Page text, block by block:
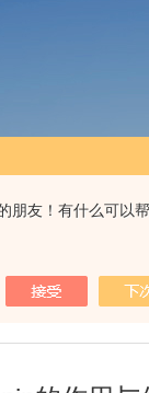
朋友！有什么可以帮